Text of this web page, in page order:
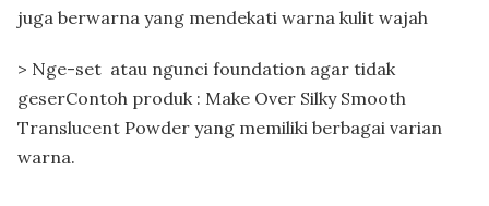
juga berwarna yang mendekati warna kulit wajah
> Nge-set atau ngunci foundation agar tidak
geserContoh produk : Make Over Silky Smooth
Translucent Powder yang memiliki berbagai varian
warna.